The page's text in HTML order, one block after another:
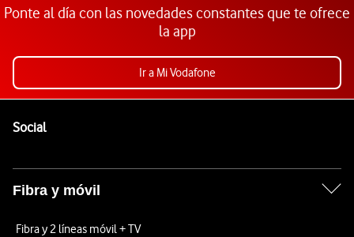
Ponte al día con las novedades constantes que te ofrece
la app
Ir a Mi Vodafone
SocialEnlaces a las redes sociales de Vodafone
Fibra y móvil
Fibra y 2 líneas móvil + TV